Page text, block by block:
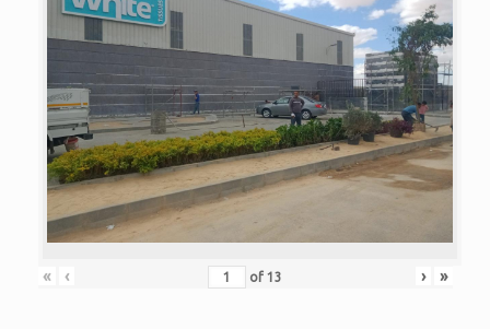
« ‹ of 13 › »